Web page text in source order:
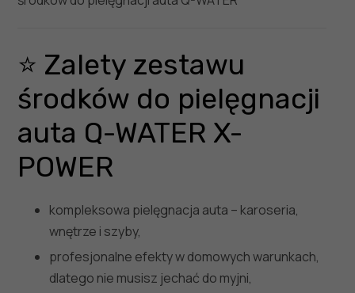
⭐ Zalety zestawu
środków do pielęgnacji
auta Q-WATER X-
POWER
kompleksowa pielęgnacja auta – karoseria,
wnętrze i szyby,
profesjonalne efekty w domowych warunkach,
dlatego nie musisz jechać do myjni,